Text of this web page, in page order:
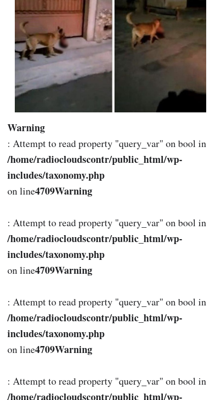
Warning
: Attempt to read property "query_var" on bool in
/home/radiocloudscontr/public_html/wp-
includes/taxonomy.php
on line4709Warning
: Attempt to read property "query_var" on bool in
/home/radiocloudscontr/public_html/wp-
includes/taxonomy.php
on line4709Warning
: Attempt to read property "query_var" on bool in
/home/radiocloudscontr/public_html/wp-
includes/taxonomy.php
on line4709Warning
: Attempt to read property "query_var" on bool in
/home/radiocloudscontr/public_html/wp-